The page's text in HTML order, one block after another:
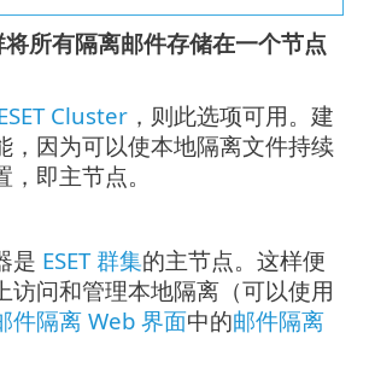
将所有隔离邮件存储在一个节点
Cluster ，则此选项可用。建
，因为可以使本地隔离文件持续
即主节点。
是 ESET 群集的主节点。这样便
访问和管理本地隔离（可以使用
件隔离 Web 界面中的邮件隔离